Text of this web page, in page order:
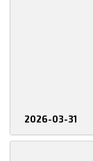
2026-03-31